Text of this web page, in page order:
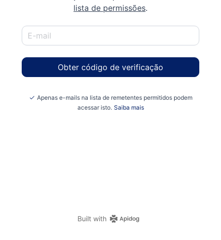
lista de permissões.
Obter código de verificação
Apenas e-mails na lista de remetentes permitidos podem
acessar isto. Saiba mais
Built with